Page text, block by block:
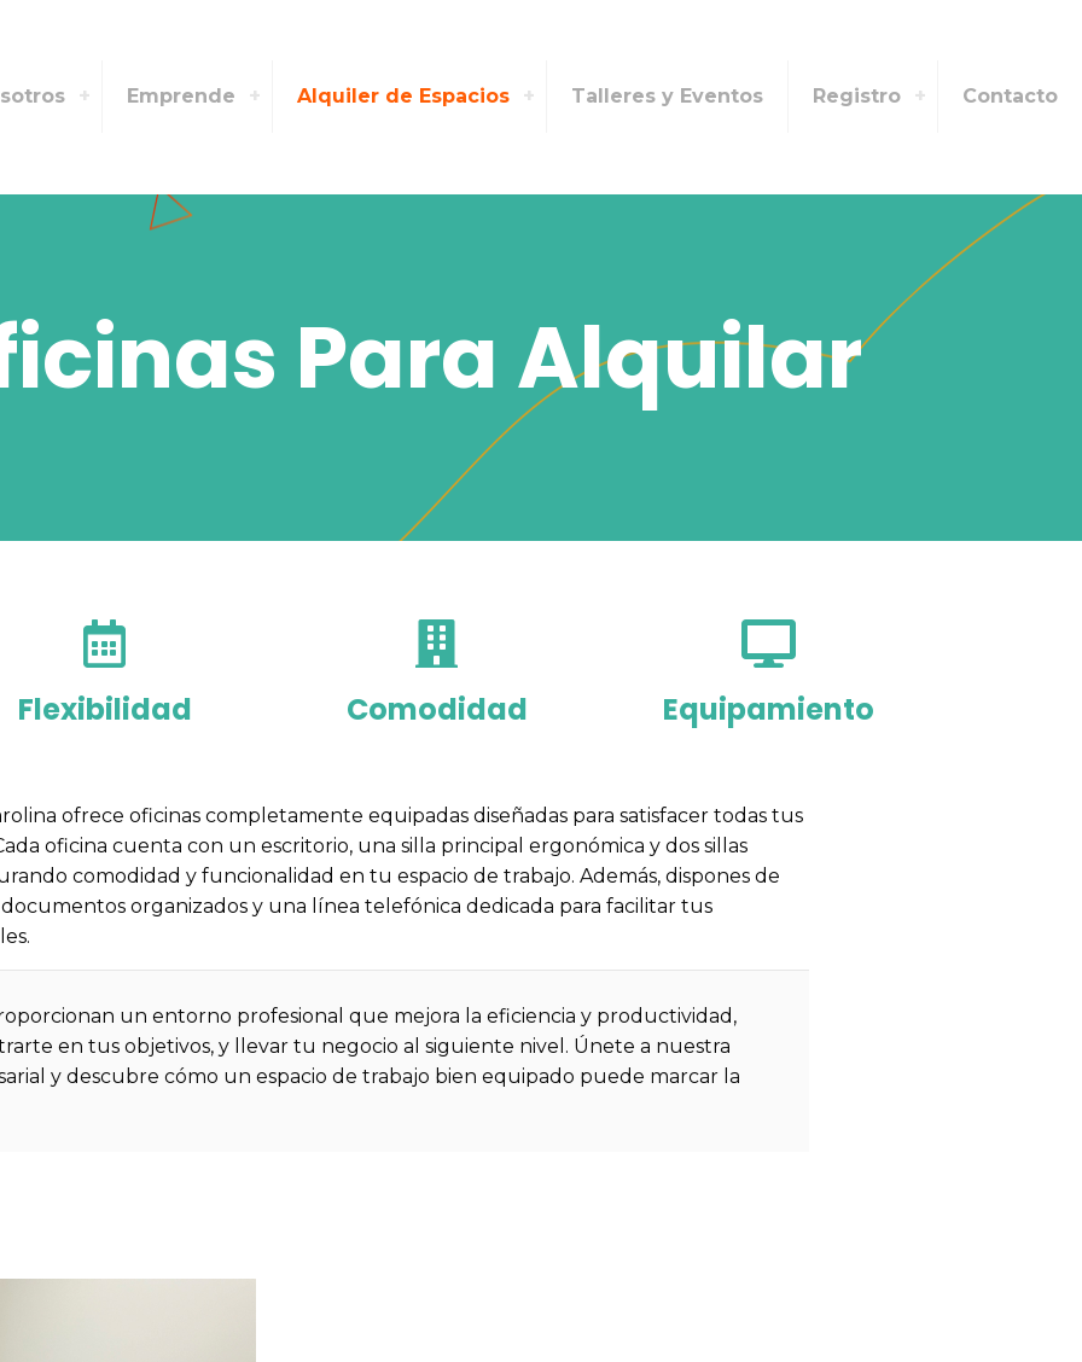
Emprende Alquiler de Espacios Talleres y Eventos Registro Contacto
Para Alquilar
Flexibilidad Comodidad Equipamiento
ofrece oficinas completamente equipadas diseñadas para satisfacer todas tus
oficina cuenta con un escritorio, una silla principal ergonómica y dos sillas
comodidad y funcionalidad en tu espacio de trabajo. Además, dispones de
organizados y una línea telefónica dedicada para facilitar tus
un entorno profesional que mejora la eficiencia y productividad,
en tus objetivos, y llevar tu negocio al siguiente nivel. Únete a nuestra
y descubre cómo un espacio de trabajo bien equipado puede marcar la